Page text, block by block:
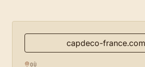
capdeco-france.com
OÙ